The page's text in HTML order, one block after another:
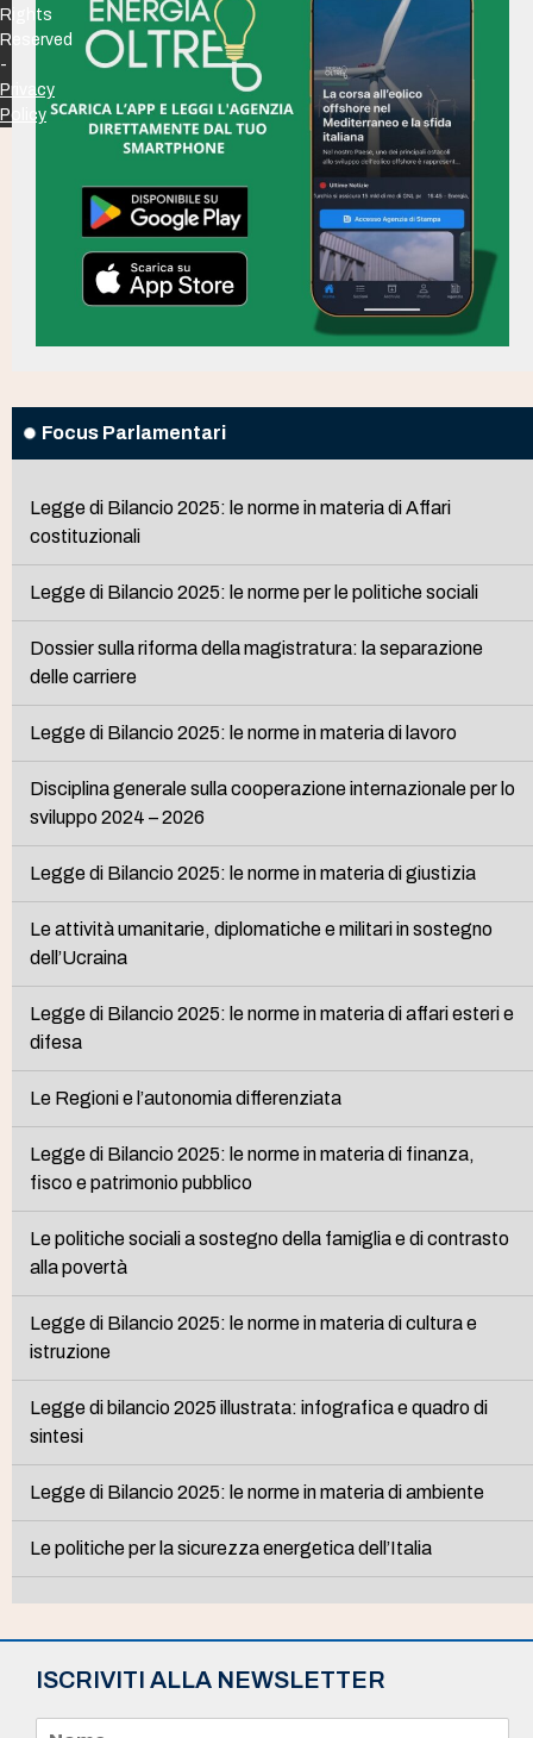
Focus Parlamentari
Legge di Bilancio 2025: le norme in materia di Affari
costituzionali
Legge di Bilancio 2025: le norme per le politiche sociali
Dossier sulla riforma della magistratura: la separazione
delle carriere
Legge di Bilancio 2025: le norme in materia di lavoro
Disciplina generale sulla cooperazione internazionale per lo
sviluppo 2024 – 2026
Legge di Bilancio 2025: le norme in materia di giustizia
Le attività umanitarie, diplomatiche e militari in sostegno
dell’Ucraina
Legge di Bilancio 2025: le norme in materia di affari esteri e
difesa
Le Regioni e l’autonomia differenziata
Legge di Bilancio 2025: le norme in materia di finanza,
fisco e patrimonio pubblico
Le politiche sociali a sostegno della famiglia e di contrasto
alla povertà
Legge di Bilancio 2025: le norme in materia di cultura e
istruzione
Legge di bilancio 2025 illustrata: infografica e quadro di
sintesi
Legge di Bilancio 2025: le norme in materia di ambiente
Le politiche per la sicurezza energetica dell’Italia
ISCRIVITI ALLA NEWSLETTER
Rights
Reserved
-
Privacy
Policy